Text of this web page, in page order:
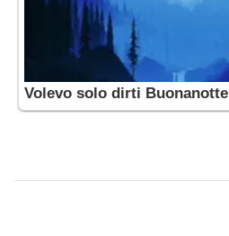
Volevo solo dirti Buonanotte